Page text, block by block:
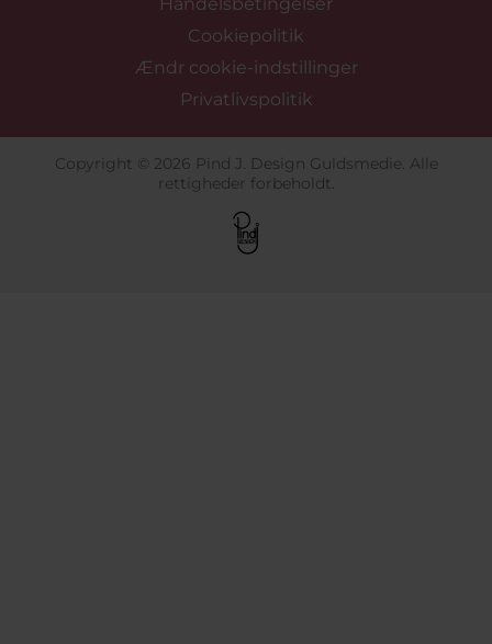
Cookiepolitik
Ændr cookie-indstillinger
Privatlivspolitik
Copyright © 2026 Pind J. Design Guldsmedie. Alle
rettigheder forbeholdt.